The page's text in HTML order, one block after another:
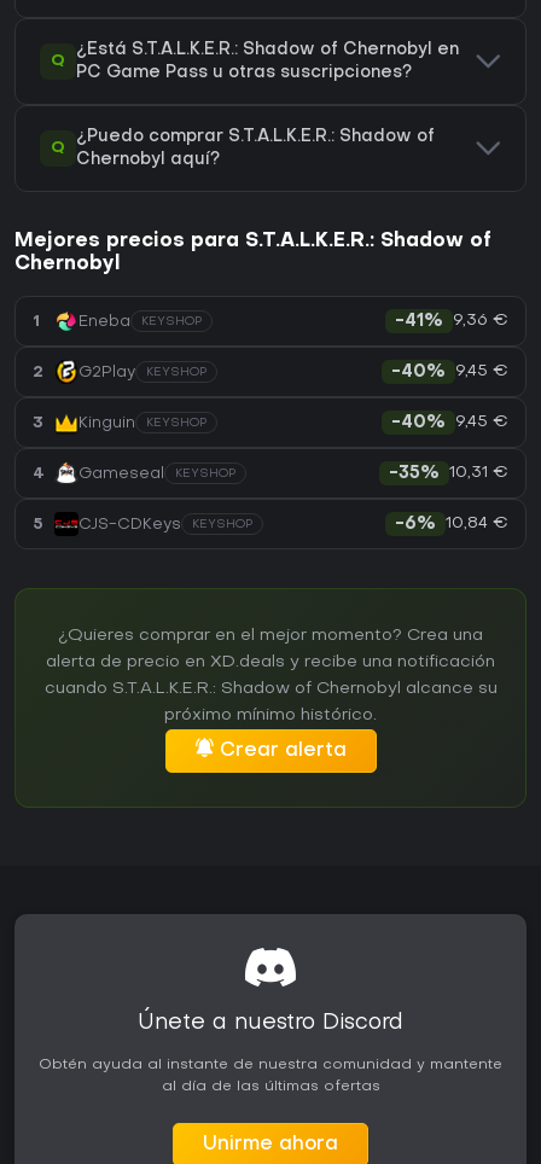
Q
¿Está S.T.A.L.K.E.R.: Shadow of Chernobyl en
PC Game Pass u otras suscripciones?
Q
¿Puedo comprar S.T.A.L.K.E.R.: Shadow of
Chernobyl aquí?
Mejores precios para S.T.A.L.K.E.R.: Shadow of
Chernobyl
1 Eneba KEYSHOP -41% 9,36 €
2 G2Play KEYSHOP -40% 9,45 €
3 Kinguin KEYSHOP -40% 9,45 €
4 Gameseal KEYSHOP -35% 10,31 €
5 CJS-CDKeys KEYSHOP -6% 10,84 €
¿Quieres comprar en el mejor momento? Crea una
alerta de precio en XD.deals y recibe una notificación
cuando S.T.A.L.K.E.R.: Shadow of Chernobyl alcance su
próximo mínimo histórico.
Crear alerta
Únete a nuestro Discord
Obtén ayuda al instante de nuestra comunidad y mantente
al día de las últimas ofertas
Unirme ahora